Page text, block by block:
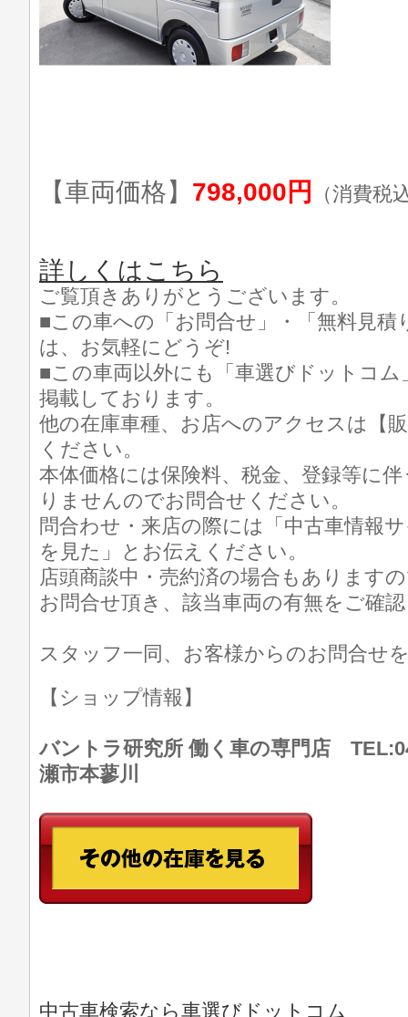
【車両価格】 798,000円 （消費税
詳しくはこちら
ご覧頂きありがとうございます。
■この車への「お問合せ」・「無料見積
は、お気軽にどうぞ!
■この車両以外にも「車選びドットコ
掲載しております。
他の在庫車種、お店へのアクセスは【
ください。
本体価格には保険料、税金、登録等に
りませんのでお問合せください。
問合わせ・来店の際には「中古車情報
を見た」とお伝えください。
店頭商談中・売約済の場合もあります
お問合せ頂き、該当車両の有無をご確
スタッフ一同、お客様からのお問合せ
【ショップ情報】
バントラ研究所 働く車の専門店
瀬市本蓼川
中古車検索なら車選びドットコム